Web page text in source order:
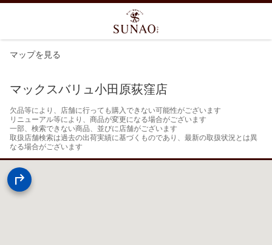
マップを見る
マックスバリュ小田原荻窪店
欠品等により、店舗に行っても購入できない可能性がございます
リニューアル等により、商品が変更になる場合がございます
一部、検索できない商品、並びに店舗がございます
取扱店舗検索は過去の出荷実績に基づくものであり、最新の取扱状況とは異
なる場合がございます